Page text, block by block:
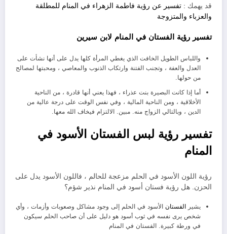
قد يهمك : تفسير عن رؤية فاطمة الزهراء في المنام للمطلقة
والعزباء والمتزوجة
تفسير رؤية الفستان في المنام لابن سيرين
واللباس الطويل الخافت الذي يغطي المرأة كلها يدل على أنها نشأت على
العدل والعفة ، وتجنب الفتنة وارتكاب الذنوب والمعاصي ، ومحبتها لمصالح
من حولها.
أما إذا كانت البصيرة بنت عذراء ، فهذا يعني أنها قادرة ، من الناحية
الأخلاقية ، ومن الناحية المالية ، وفي نفس الوقت على درجة عالية من
الدين ، وبالتالي الزواج منه. مبين. الالتزام فيخاف الله معها.
تفسير رؤية لبس الفستان الأسود في
المنام
رؤية اللون الأسود في الحلم مزعجة للحالم ، فاللون الأسود يدل على
الحزن. هل رؤية فستان أسود في المنام نذير شؤم؟
يشير الفستان الأسود في الحلم إلى وجود مشاكل وصعوبات وأزمات ، وأي
شخص يرى نفسه في ثوب أسود هو دليل على أن صاحب الحلم سيكون
في ورطة كبيرة. الفستان في المنام